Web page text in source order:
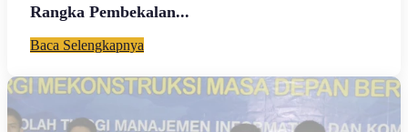
Rangka Pembekalan...
Baca Selengkapnya